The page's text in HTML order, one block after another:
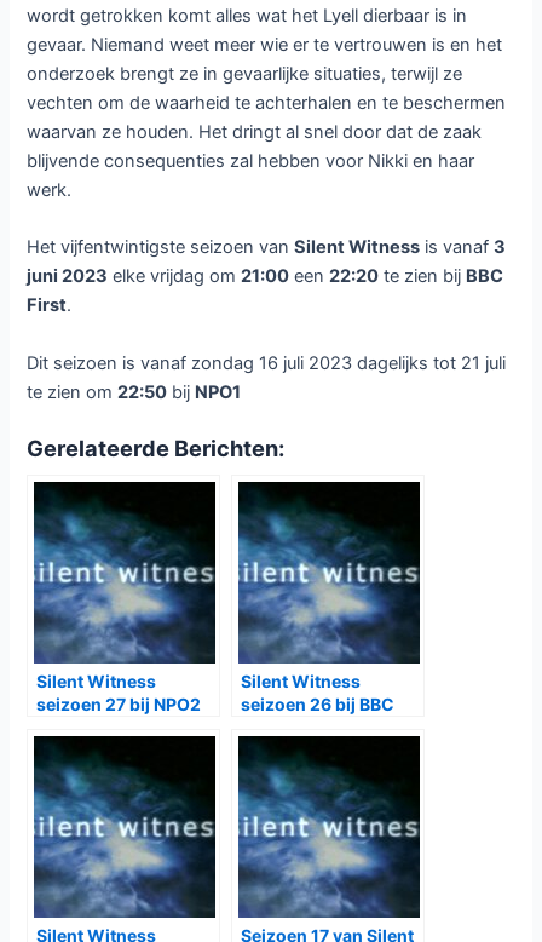
wordt getrokken komt alles wat het Lyell dierbaar is in
gevaar. Niemand weet meer wie er te vertrouwen is en het
onderzoek brengt ze in gevaarlijke situaties, terwijl ze
vechten om de waarheid te achterhalen en te beschermen
waarvan ze houden. Het dringt al snel door dat de zaak
blijvende consequenties zal hebben voor Nikki en haar
werk.
Het vijfentwintigste seizoen vanSilent Witness is vanaf3
juni 2023 elke vrijdag om21:00 een22:20 te zien bij BBC
First.
Dit seizoen is vanaf zondag 16 juli 2023 dagelijks tot 21 juli
te zien om22:50 bij NPO1
Gerelateerde Berichten:
Silent Witness
seizoen 27 bij NPO2
Silent Witness
seizoen 26 bij BBC
Silent Witness
Seizoen 17 van Silent